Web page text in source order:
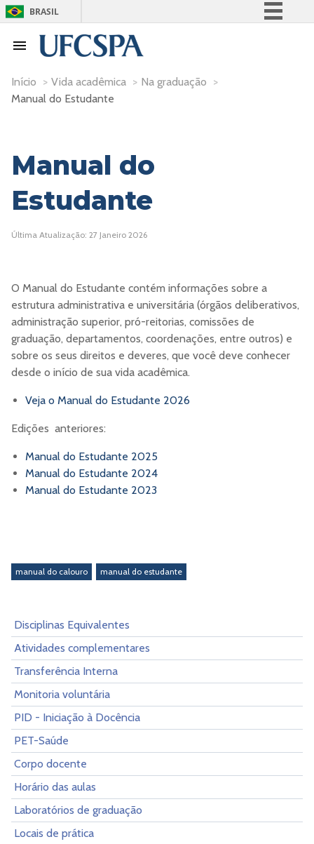
BRASIL
Participe
Início > Vida acadêmica > Na graduação >
Manual do Estudante
Manual do
Estudante
Última Atualização: 27 Janeiro 2026
O Manual do Estudante contém informações sobre a
estrutura administrativa e universitária (órgãos deliberativos,
administração superior, pró-reitorias, comissões de
graduação, departamentos, coordenações, entre outros) e
sobre os seus direitos e deveres, que você deve conhecer
desde o início de sua vida acadêmica.
Veja o Manual do Estudante 2026
Edições anteriores:
Manual do Estudante 2025
Manual do Estudante 2024
Manual do Estudante 2023
manual do calouro manual do estudante
Disciplinas Equivalentes
Atividades complementares
Transferência Interna
Monitoria voluntária
PID - Iniciação à Docência
PET-Saúde
Corpo docente
Horário das aulas
Laboratórios de graduação
Locais de prática